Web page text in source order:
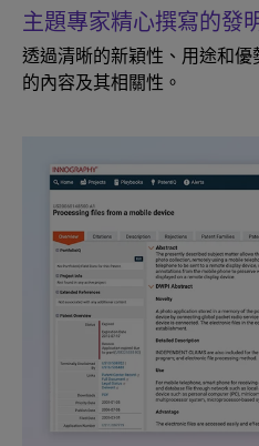
主題專家精心撰寫的發
透過清晰的新穎性、用途和
的內容及其相關性。